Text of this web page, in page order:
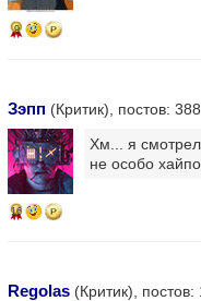
9
Зэпп (Критик), постов:
16
Хм... я смотрел
не особо
Regolas (Критик), постов: